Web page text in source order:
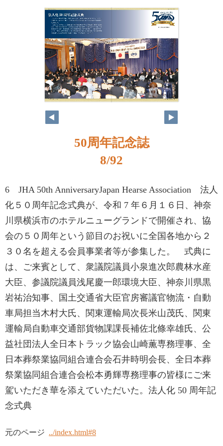
50周年記念誌
8/92
6 JHA 50th AnniversaryJapan Hearse Association 法人
化５０周年記念式典が、令和 7 年６月１６日、神奈
川県横浜市のホテルニューグランドで開催され、協
会の５０周年という節目のお祝いに全国各地から２
３０名を超える会員事業者等が参集した。 式典に
は、ご来賓として、衆議院議員小泉進次郎農林水産
大臣、参議院議員浅尾慶一郎環境大臣、神奈川県黒
岩祐治知事、国土交通省大臣官房審議官物流・自動
車局担当木村大氏、関東運輸局次長米山茂氏、関東
運輸局自動車交通部貨物課課長補佐北條幸雄氏、公
益社団法人全日本トラック協会山崎薫専務理事、全
日本葬祭業協同組合連合会石井時明会長、全日本葬
祭業協同組合連合会松本勇輝専務理事の皆様にご来
駕いただき華を添えていただいた。法人化 50 周年記
念式典
元のページ ../index.html#8